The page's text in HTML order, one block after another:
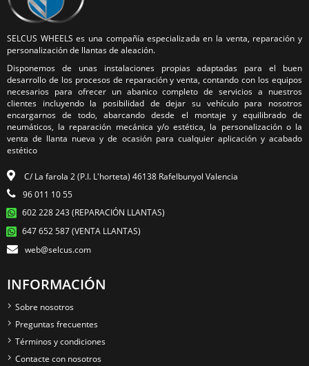
SELCUS WHEELS es una compañía especializada en la venta, reparación y
personalización de llantas de aleación.
Disponemos de unas instalaciones propias adaptadas para el buen
desarrollo de los procesos de reparación y venta, contando con los equipos
necesarios para ofrecer un abanico completo de servicios a nuestros
clientes incluyendo la posibilidad de dejar su vehículo para nosotros
encargarnos de todo, abarcando desde el montaje y equilibrado de
neumáticos, la reparación mecánica y/o estética, la personalización o la
venta de llanta nueva y de ocasión para cualquier aplicación y acabado
estético
C/ La farola 2 (P.I. L'horteta) 46138 Rafelbunyol Valencia
96 011 10 55
602 228 243 (REPARACIÓN LLANTAS)
647 652 587 (VENTA LLANTAS)
web@selcus.com
INFORMACIÓN
Sobre nosotros
Preguntas frecuentes
Términos y condiciones
Contacte con nosotros